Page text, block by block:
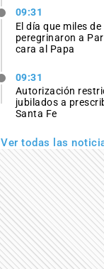
09:31
El día que miles
peregrinaron a
cara al Papa
09:31
Autorización
jubilados a
Santa Fe
Ver todas las